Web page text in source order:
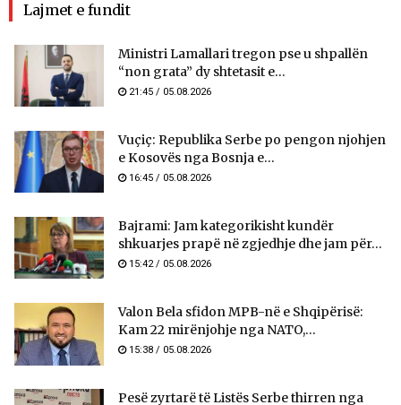
Lajmet e fundit
Ministri Lamallari tregon pse u shpallën
“non grata” dy shtetasit e...
21:45 / 05.08.2026
Vuçiç: Republika Serbe po pengon njohjen
e Kosovës nga Bosnja e...
16:45 / 05.08.2026
Bajrami: Jam kategorikisht kundër
shkuarjes prapë në zgjedhje dhe jam për...
15:42 / 05.08.2026
Valon Bela sfidon MPB-në e Shqipërisë:
Kam 22 mirënjohje nga NATO,...
15:38 / 05.08.2026
Pesë zyrtarë të Listës Serbe thirren nga